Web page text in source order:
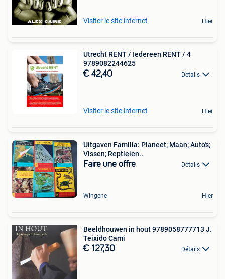
Visiter le site internet Hier
Utrecht RENT / Iedereen RENT / 4
9789082244625
€ 42,40 Détails
Visiter le site internet Hier
Uitgaven Familia: Planeet; Maan; Auto's;
Vissen; Reptielen..
Faire une offre Détails
Wingene Hier
Beeldhouwen in hout 9789058777713 J.
Teixido Cami
€ 127,30 Détails